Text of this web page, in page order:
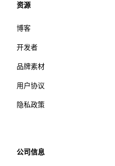
资源
博客
开发者
品牌素材
用户协议
隐私政策
公司信息